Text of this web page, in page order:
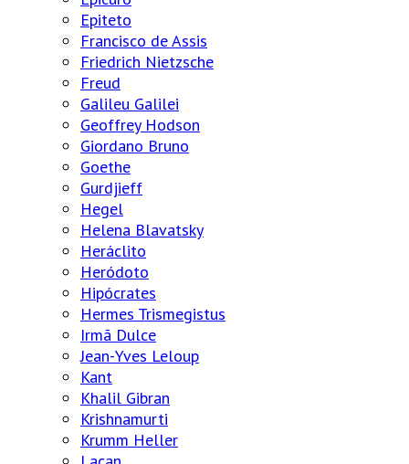
Epiteto
Francisco de Assis
Friedrich Nietzsche
Freud
Galileu Galilei
Geoffrey Hodson
Giordano Bruno
Goethe
Gurdjieff
Hegel
Helena Blavatsky
Heráclito
Heródoto
Hipócrates
Hermes Trismegistus
Irmã Dulce
Jean-Yves Leloup
Kant
Khalil Gibran
Krishnamurti
Krumm Heller